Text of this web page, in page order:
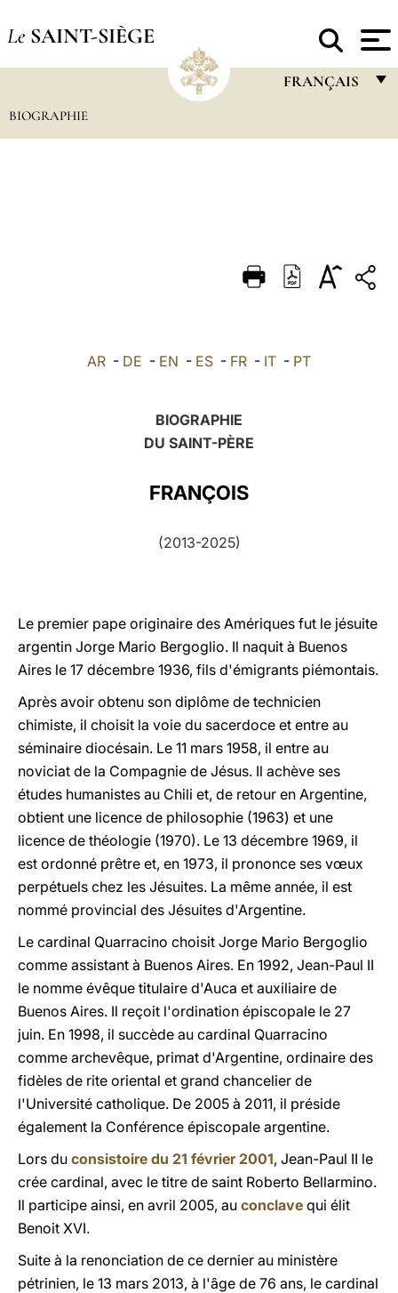
Le SAINT-SIÈGE
FRANÇAIS
DEUTSCH
العربيّة
BIOGRAPHIE
AR - DE - EN - ES - FR - IT - PT
BIOGRAPHIE
DU SAINT-PÈRE
FRANÇOIS
(2013-2025)
Le premier pape originaire des Amériques fut le jésuite
argentin Jorge Mario Bergoglio. Il naquit à Buenos
Aires le 17 décembre 1936, fils d'émigrants piémontais.
Après avoir obtenu son diplôme de technicien
chimiste, il choisit la voie du sacerdoce et entre au
séminaire diocésain. Le 11 mars 1958, il entre au
noviciat de la Compagnie de Jésus. Il achève ses
études humanistes au Chili et, de retour en Argentine,
obtient une licence de philosophie (1963) et une
licence de théologie (1970). Le 13 décembre 1969, il
est ordonné prêtre et, en 1973, il prononce ses vœux
perpétuels chez les Jésuites. La même année, il est
nommé provincial des Jésuites d'Argentine.
Le cardinal Quarracino choisit Jorge Mario Bergoglio
comme assistant à Buenos Aires. En 1992, Jean-Paul II
le nomme évêque titulaire d'Auca et auxiliaire de
Buenos Aires. Il reçoit l'ordination épiscopale le 27
juin. En 1998, il succède au cardinal Quarracino
comme archevêque, primat d'Argentine, ordinaire des
fidèles de rite oriental et grand chancelier de
l'Université catholique. De 2005 à 2011, il préside
également la Conférence épiscopale argentine.
Lors du consistoire du 21 février 2001, Jean-Paul II le
crée cardinal, avec le titre de saint Roberto Bellarmino.
Il participe ainsi, en avril 2005, au conclave qui élit
Benoit XVI.
Suite à la renonciation de ce dernier au ministère
pétrinien, le 13 mars 2013, à l'âge de 76 ans, le cardinal